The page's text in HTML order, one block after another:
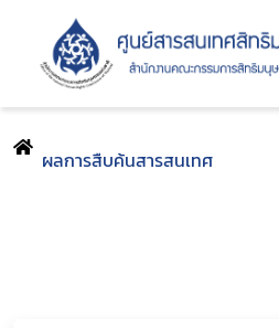
ผลการสืบค้นสารสนเทศ